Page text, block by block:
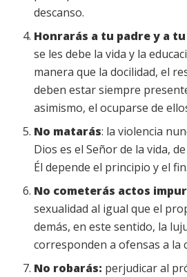
descanso.
Honrarás a tu padre y a
se les debe la vida y la
manera que la docilidad, el
deben estar siempre
asimismo, el ocuparse de
No matarás: la violencia
Dios es el Señor de la vida,
Él depende el principio y el fin.
No cometerás actos
sexualidad al igual que el
demás, en este sentido, la
corresponden a ofensas a la
No robarás: perjudicar al